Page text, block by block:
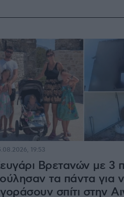
Βρετανών με 3
τα πάντα για
σπίτι στην
19:53